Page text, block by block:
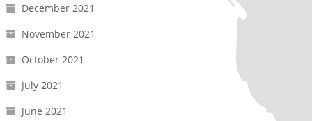
December 2021
November 2021
October 2021
July 2021
June 2021